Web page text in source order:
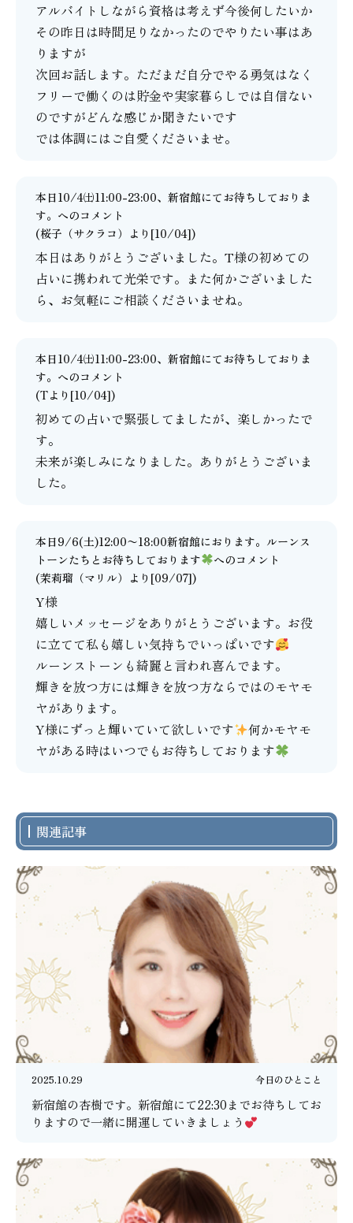
アルバイトしながら資格は考えず今後何したいか
その昨日は時間足りなかったのでやりたい事はあ
りますが
次回お話します。ただまだ自分でやる勇気はなく
フリーで働くのは貯金や実家暮らしでは自信ない
のですがどんな感じか聞きたいです
では体調にはご自愛くださいませ。
本日10/4㈯11:00-23:00、新宿館にてお待ちしておりま
す。 へのコメント
(桜子（サクラコ） より[10/04])
本日はありがとうございました。T様の初めての
占いに携われて光栄です。また何かございました
ら、お気軽にご相談くださいませね。
本日10/4㈯11:00-23:00、新宿館にてお待ちしておりま
す。 へのコメント
(Tより[10/04])
初めての占いで緊張してましたが、楽しかったで
す。
未来が楽しみになりました。ありがとうございま
した。
本日9/6(土)12:00〜18:00新宿館におります。ルーンス
トーンたちとお待ちしております
へのコメント
(茉莉瑠（マリル） より[09/07])
Y様
嬉しいメッセージをありがとうございます。お役
に立てて私も嬉しい気持ちでいっぱいです
ルーンストーンも綺麗と言われ喜んでます。
輝きを放つ方には輝きを放つ方ならではのモヤモ
ヤがあります。
Y様にずっと輝いていて欲しいです
何かモヤモ
ヤがある時はいつでもお待ちしております
関連記事
2025.10.29 今日のひとこと
新宿館の杏樹です。新宿館にて22:30までお待ちしてお
りますので一緒に開運していきましょう